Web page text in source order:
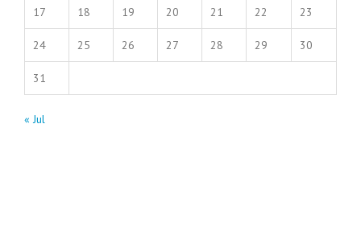
17 18 19 20 21 22 23
24 25 26 27 28 29 30
31
« Jul